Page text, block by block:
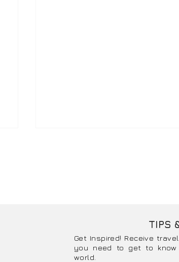
သီပေါမင်း နဲ့ ကံတူအကျိုးပေး
အိန္ဒိယဘုရင် ဇဖာရ်ရှားသ် ရဲ့ ရန်
TIPS
Get Inspired! Receive
you need to get to
world.